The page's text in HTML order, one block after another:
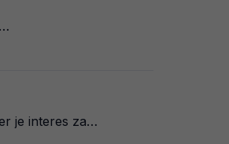
je interes za…